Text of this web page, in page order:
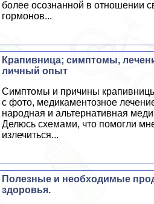
более осознанной в отношении
гормонов...
Крапивница; симптомы,
личный опыт
Симптомы и причины
с фото, медикаментозное
народная и альтернативная
Делюсь схемами, что помогли
излечиться...
Полезные и необходимые
здоровья.